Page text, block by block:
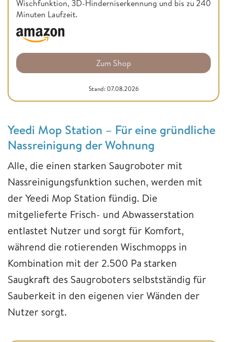
Wischfunktion, 3D-Hinderniserkennung und bis zu 240
Minuten Laufzeit.
Zum Shop
Stand: 07.08.2026
Yeedi Mop Station – Für eine gründliche
Nassreinigung der Wohnung
Alle, die einen starken Saugroboter mit
Nassreinigungsfunktion suchen, werden mit
der Yeedi Mop Station fündig. Die
mitgelieferte Frisch- und Abwasserstation
entlastet Nutzer und sorgt für Komfort,
während die rotierenden Wischmopps in
Kombination mit der 2.500 Pa starken
Saugkraft des Saugroboters selbstständig für
Sauberkeit in den eigenen vier Wänden der
Nutzer sorgt.